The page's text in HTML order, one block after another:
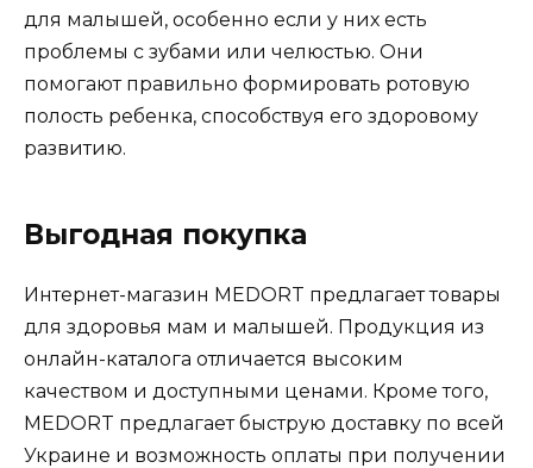
для малышей, особенно если у них есть
проблемы с зубами или челюстью. Они
помогают правильно формировать ротовую
полость ребенка, способствуя его здоровому
развитию.
Выгодная покупка
Интернет-магазин MEDORT предлагает товары
для здоровья мам и малышей. Продукция из
онлайн-каталога отличается высоким
качеством и доступными ценами. Кроме того,
MEDORT предлагает быструю доставку по всей
Украине и возможность оплаты при получении